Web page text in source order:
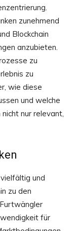
zunehmend
Blockchain
anzubieten.
zu
zu
wie diese
und welche
nur relevant,
und
zu den
für